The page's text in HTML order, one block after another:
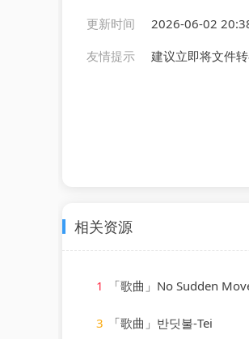
更新时间
2026-06-02
友情提示
建议立即将文件
相关资源
1 「歌曲」No Sudden
3 「歌曲」반딧불-Tei